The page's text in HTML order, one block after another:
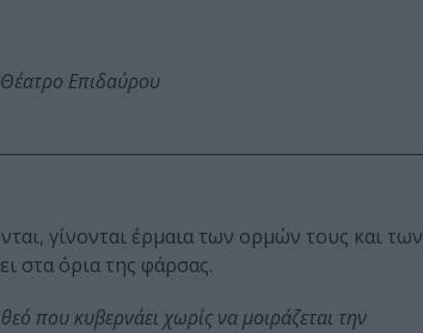
Επιδαύρου
γίνονται έρμαια των ορμών τους και των
στα όρια της φάρσας.
που κυβερνάει χωρίς να μοιράζεται την